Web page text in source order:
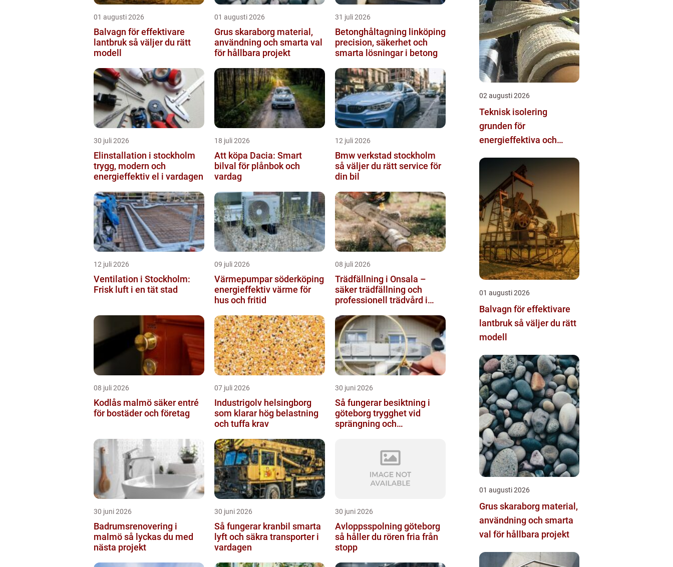
01 augusti 2026
Balvagn för effektivare
lantbruk så väljer du rätt
modell
01 augusti 2026
Grus skaraborg material,
användning och smarta val
för hållbara projekt
31 juli 2026
Betonghåltagning linköping
precision, säkerhet och
smarta lösningar i betong
30 juli 2026
Elinstallation i stockholm
trygg, modern och
energieffektiv el i vardagen
18 juli 2026
Att köpa Dacia: Smart
bilval för plånbok och
vardag
12 juli 2026
Bmw verkstad stockholm
så väljer du rätt service för
din bil
12 juli 2026
Ventilation i Stockholm:
Frisk luft i en tät stad
09 juli 2026
Värmepumpar söderköping
energieffektiv värme för
hus och fritid
08 juli 2026
Trädfällning i Onsala –
säker trädfällning och
professionell trädvård i
08 juli 2026
Kodlås malmö säker entré
för bostäder och företag
07 juli 2026
Industrigolv helsingborg
som klarar hög belastning
och tuffa krav
30 juni 2026
Så fungerar besiktning i
göteborg trygghet vid
sprängning och
30 juni 2026
Badrumsrenovering i
malmö så lyckas du med
nästa projekt
30 juni 2026
Så fungerar kranbil smarta
lyft och säkra transporter i
vardagen
30 juni 2026
Avloppsspolning göteborg
så håller du rören fria från
stopp
02 augusti 2026
Teknisk isolering
grunden för
energieffektiva och
01 augusti 2026
Balvagn för effektivare
lantbruk så väljer du rätt
modell
01 augusti 2026
Grus skaraborg material,
användning och smarta
val för hållbara projekt